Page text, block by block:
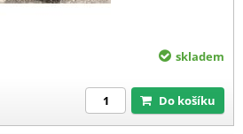
skladem
Do košíku